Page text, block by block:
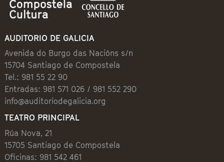
AUDITORIO DE GALICIA
Avenida do Burgo das Nacións s/n
15704 Santiago de Compostela
Tel.: 981 55 22 90
Entradas: 981 571 026 / 981 552 290
info@auditoriodegalicia.org
TEATRO PRINCIPAL
Rúa Nova, 21
15705 Santiago de Compostela
Oficinas: 981 542 461